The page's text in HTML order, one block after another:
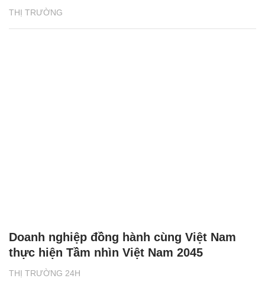
THỊ TRƯỜNG
THỊ TRƯỜNG 24H
Doanh nghiệp đồng hành cùng Việt Nam
thực hiện Tầm nhìn Việt Nam 2045